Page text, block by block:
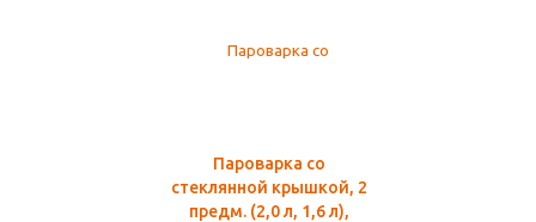
Пароварка со
стеклянной крышкой, 2
предм. (2,0 л, 1,6 л),